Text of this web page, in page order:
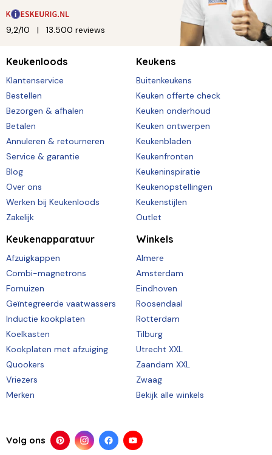
9,2/10 13.500 reviews
Keukenloods
Klantenservice
Bestellen
Bezorgen & afhalen
Betalen
Annuleren & retourneren
Service & garantie
Blog
Over ons
Werken bij Keukenloods
Zakelijk
Keukens
Buitenkeukens
Keuken offerte check
Keuken onderhoud
Keuken ontwerpen
Keukenbladen
Keukenfronten
Keukeninspiratie
Keukenopstellingen
Keukenstijlen
Outlet
Keukenapparatuur
Afzuigkappen
Combi-magnetrons
Fornuizen
Geïntegreerde vaatwassers
Inductie kookplaten
Koelkasten
Kookplaten met afzuiging
Quookers
Vriezers
Merken
Winkels
Almere
Amsterdam
Eindhoven
Roosendaal
Rotterdam
Tilburg
Utrecht XXL
Zaandam XXL
Zwaag
Bekijk alle winkels
Volg ons